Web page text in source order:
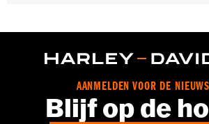
Per stuk verkocht:Elk
15.78 Inches
In de doos:Compleet windscherm met alle
AANMELDEN VOOR DE
Blijf op de